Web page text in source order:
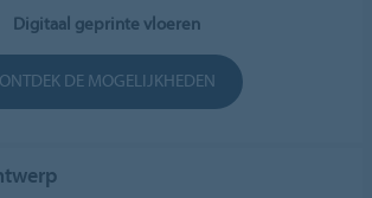
Digitaal geprinte vloeren
ONTDEK DE MOGELIJKHEDEN